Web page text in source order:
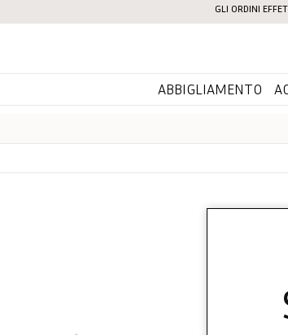
GLI ORDINI
ABBIGLIAMENTO